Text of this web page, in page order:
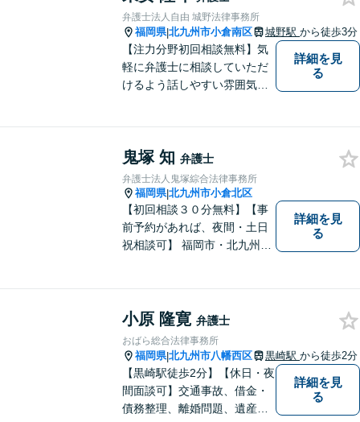
弁護士法人自由 城野法律事務所
福岡県|北九州市小倉南区 城野駅 から徒歩3分
【注力分野初回相談無料】気
軽に弁護士に相談していただ
けるよう話しやすい雰囲気を
ば、些細なことでもお気軽に
お問い合わせください。
詳細を見
る
鬼塚 知 弁護士
弁護士法人鬼塚綜合法律事務所
福岡県|北九州市小倉北区
【初回相談３０分無料】【事
前予約があれば、夜間・土日
祝相談可】 福岡市・北九州市
れています。 スピーディーか
つ依頼者様満足の高い事件処
理をモットーにしています。
詳細を見
る
小原 隆寛 弁護士
おばら総合法律事務所
福岡県|北九州市八幡西区 黒崎駅 から徒歩2分
【黒崎駅徒歩2分】【休日・夜
間面談可】交通事故、借金・
債務整理、離婚問題、遺産相
詳細を見
る